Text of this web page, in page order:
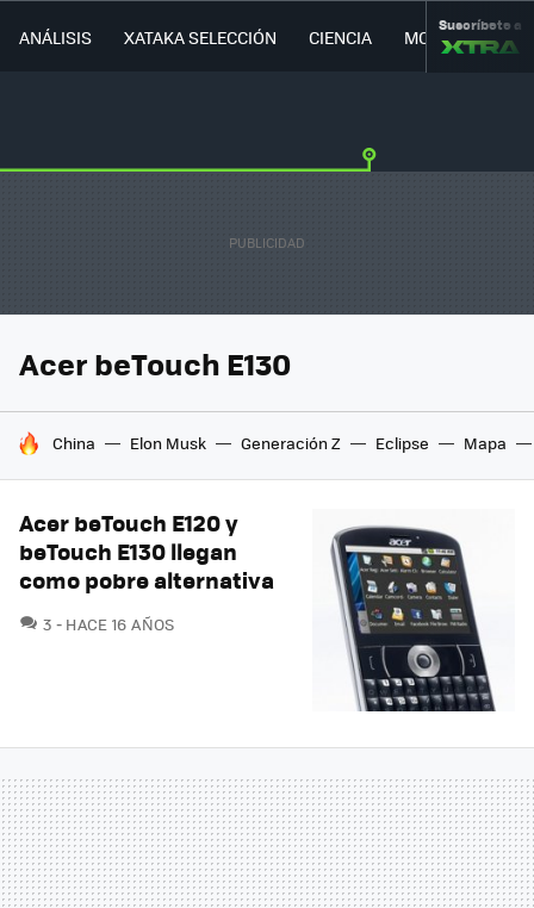
ANÁLISIS XATAKA SELECCIÓN CIENCIA MOVILIDAD
Suscríbete a
Acer beTouch E130
HOY SE HABLA DE
China Elon Musk Generación Z Eclipse Mapa
Acer beTouch E120 y
beTouch E130 llegan
como pobre alternativa
3 COMENTARIOS
HACE 16 AÑOS